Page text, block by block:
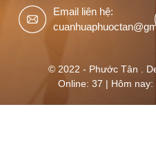
Email liên hệ:
© 2022 - Phước Tân .
Online: 37 | Hôm